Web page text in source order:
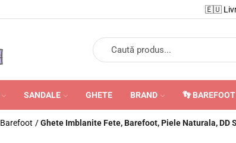
🇪🇺
SANDALE GHETE BRAND 👣 BAREFOOT
Barefoot /Ghete Imblanite Fete, Barefoot, Piele Naturala, DD